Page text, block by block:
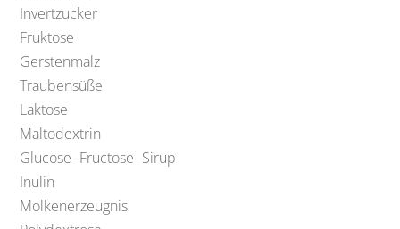
Invertzucker
Fruktose
Gerstenmalz
Traubensüße
Laktose
Maltodextrin
Glucose- Fructose- Sirup
Inulin
Molkenerzeugnis